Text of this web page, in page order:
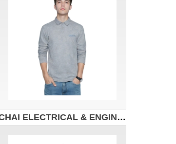
CHAI ELECTRICAL & ENGINEERING